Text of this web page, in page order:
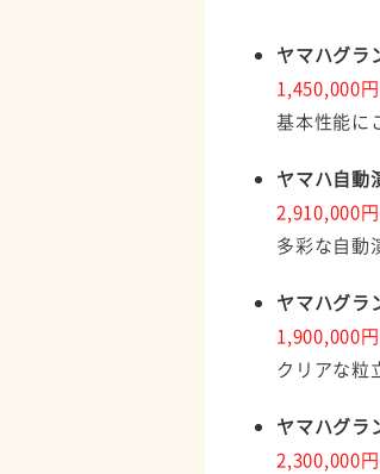
ヤマハグラ
1,450,000円
基本性能に
ヤマハ自動
2,910,000円
多彩な自動
ヤマハグラ
1,900,000円
クリアな粒
ヤマハグラ
2,300,000円